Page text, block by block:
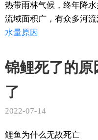
热带雨林气候，终年降
流域面积广，有众多河
水量原因
锦鲤死了的
了
2022-07-14
鲤鱼为什么无故死亡